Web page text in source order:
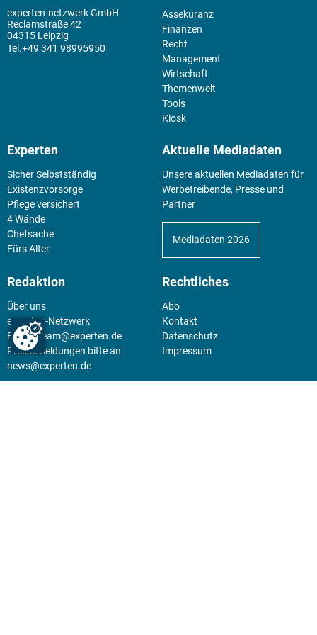
experten-netzwerk GmbH
Reclamstraße 42
04315 Leipzig
+49 341 98995950
Assekuranz
Finanzen
Recht
Management
Wirtschaft
Themenwelt
Tools
Kiosk
Experten
Sicher Selbstständig
Existenz­vorsorge
Pflege versichert
4 Wände
Chefsache
Fürs Alter
Aktuelle Mediadaten
Unsere aktuellen Mediadaten für
Werbetreibende, Presse und
Partner
Mediadaten 2026
Redaktion
Über uns
experten-Netzwerk
E-Mail:team@experten.de
Pressemeldungen bitte an:
news@experten.de
Rechtliches
Abo
Kontakt
Datenschutz
Impressum